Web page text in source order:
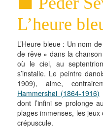
L’heure
L’Heure bleue : Un nom
de rêve » dans la
où le ciel, au
s’installe. Le peintre
1909), aime,
Hammershøi (1864-1916)
dont l’infini se prolonge
plages immenses, les
crépuscule.